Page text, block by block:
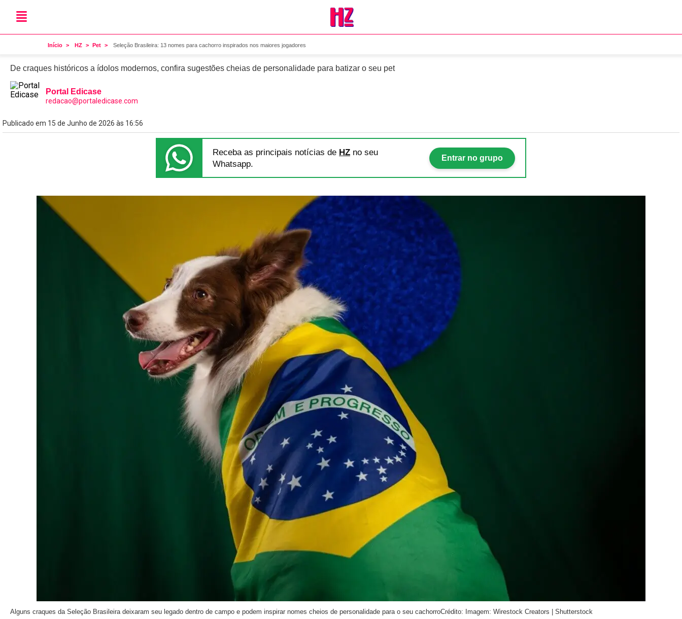
Início HZ Pet Seleção Brasileira: 13 nomes para cachorro inspirados nos maiores jogadores
Pet
Seleção Brasileira: 13 nomes para cachorro inspirados nos maiores jogadores
De craques históricos a ídolos modernos, confira sugestões cheias de personalidade para batizar o seu pet
Portal Edicase
redacao@portaledicase.com
Publicado em 15 de Junho de 2026 às 16:56
Receba as principais notícias de HZ no seu
Whatsapp.
Entrar no grupo
Alguns craques da Seleção Brasileira deixaram seu legado dentro de campo e podem inspirar nomes cheios de personalidade para o seu cachorroCrédito: Imagem: Wirestock Creators | Shutterstock